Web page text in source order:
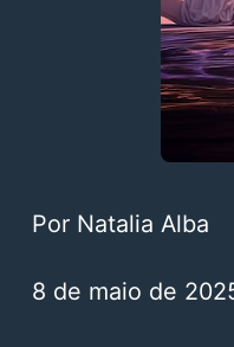
Por Natalia Alba
8 de maio de